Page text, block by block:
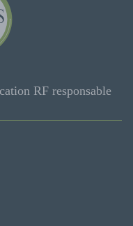
RF responsable